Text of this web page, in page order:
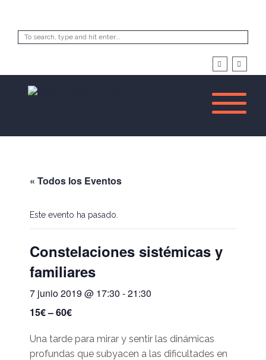
« Todos los Eventos
Este evento ha pasado.
Constelaciones sistémicas y
familiares
7 junio 2019 @ 17:30 -21:30
15€ – 60€
Una tarde para mirar y sentir las dinámicas
profundas que subyacen a las dificultades en